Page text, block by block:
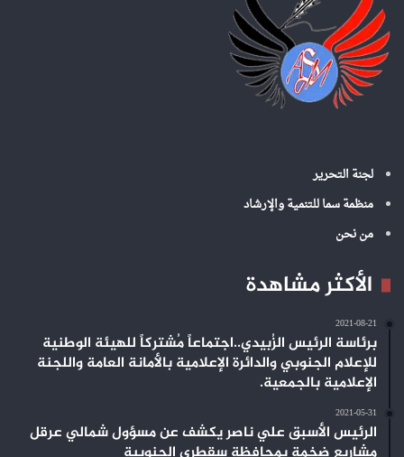
لجنة التحرير
منظمة سما للتنمية والإرشاد
من نحن
الأكثر مشاهدة
2021-08-21
برئاسة الرئيس الزُبيدي..اجتماعاً مُشتركاً للهيئة الوطنية
للإعلام الجنوبي والدائرة الإعلامية بالأمانة العامة واللجنة
الإعلامية بالجمعية.
2021-05-31
الرئيس الأسبق علي ناصر يكشف عن مسؤول شمالي عرقل